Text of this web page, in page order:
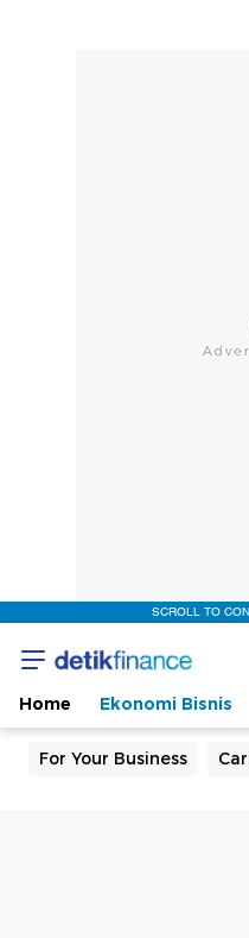
SCROLL TO
Home Ekonomi Bisnis
For Your Business